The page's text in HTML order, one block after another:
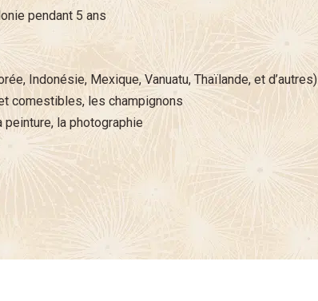
pendant 5 ans
Indonésie, Mexique, Vanuatu, Thaïlande, et d’autres)
comestibles, les champignons
la photographie